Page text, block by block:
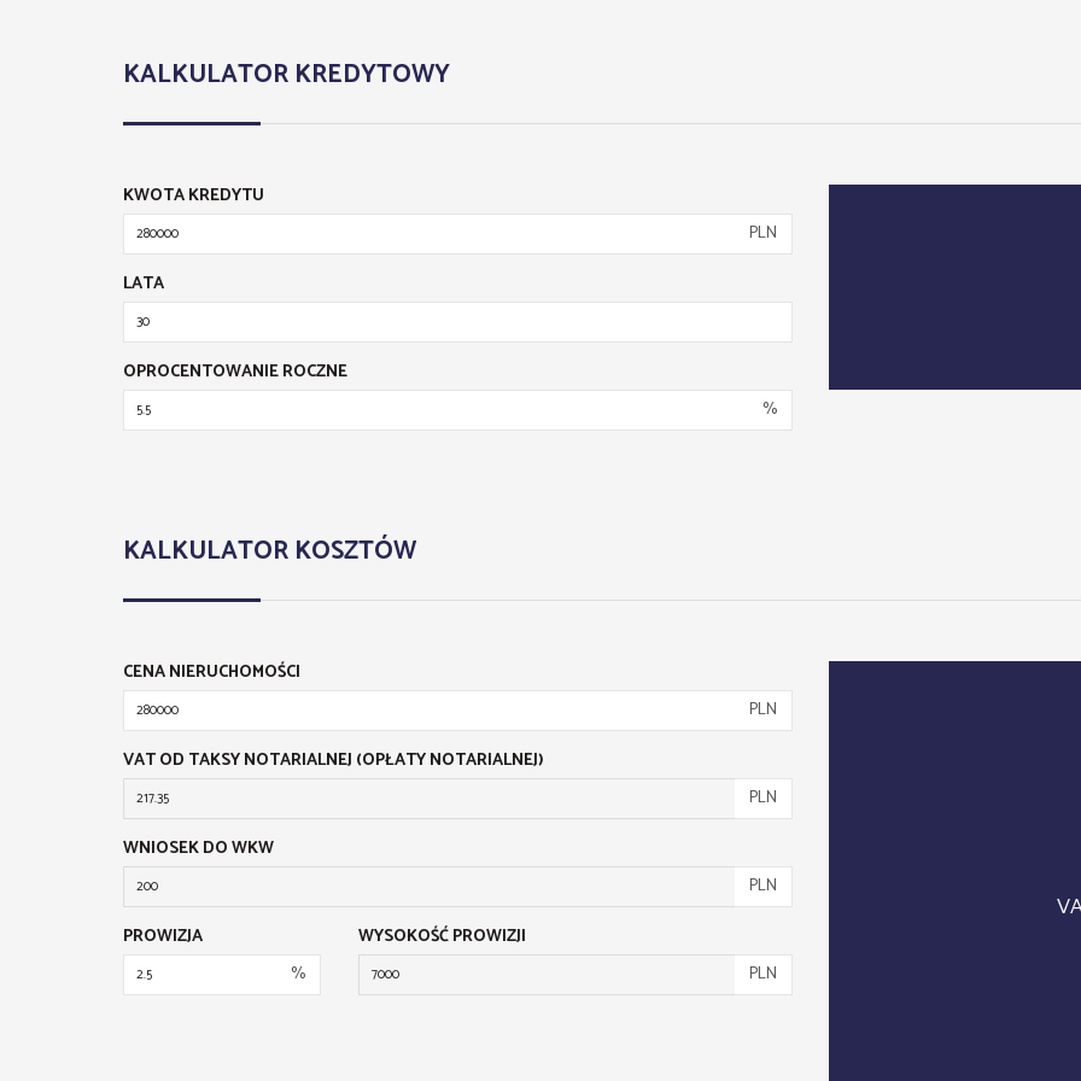
KALKULATOR KREDYTOWY
KWOTA KREDYTU
PLN
LATA
OPROCENTOWANIE ROCZNE
%
KALKULATOR KOSZTÓW
CENA NIERUCHOMOŚCI
PLN
VAT OD TAKSY NOTARIALNEJ (OPŁATY NOTARIALNEJ)
PLN
WNIOSEK DO WKW
PLN
PROWIZJA
%
WYSOKOŚĆ PROWIZJI
PLN